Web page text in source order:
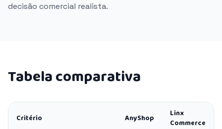
decisão comercial realista.
Tabela comparativa
Critério AnyShop
Linx
Commerce